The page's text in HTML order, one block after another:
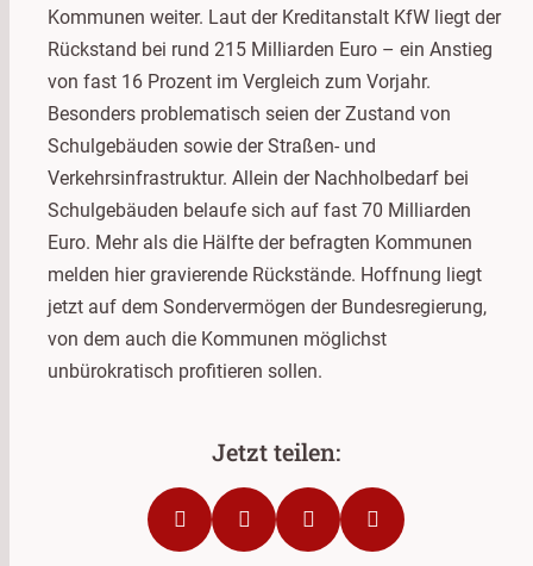
Kommunen weiter. Laut der Kreditanstalt KfW liegt der
Rückstand bei rund 215 Milliarden Euro – ein Anstieg
von fast 16 Prozent im Vergleich zum Vorjahr.
Besonders problematisch seien der Zustand von
Schulgebäuden sowie der Straßen- und
Verkehrsinfrastruktur. Allein der Nachholbedarf bei
Schulgebäuden belaufe sich auf fast 70 Milliarden
Euro. Mehr als die Hälfte der befragten Kommunen
melden hier gravierende Rückstände. Hoffnung liegt
jetzt auf dem Sondervermögen der Bundesregierung,
von dem auch die Kommunen möglichst
unbürokratisch profitieren sollen.